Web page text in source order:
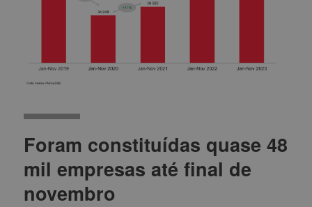
Foram constituídas quase 48
mil empresas até final de
novembro